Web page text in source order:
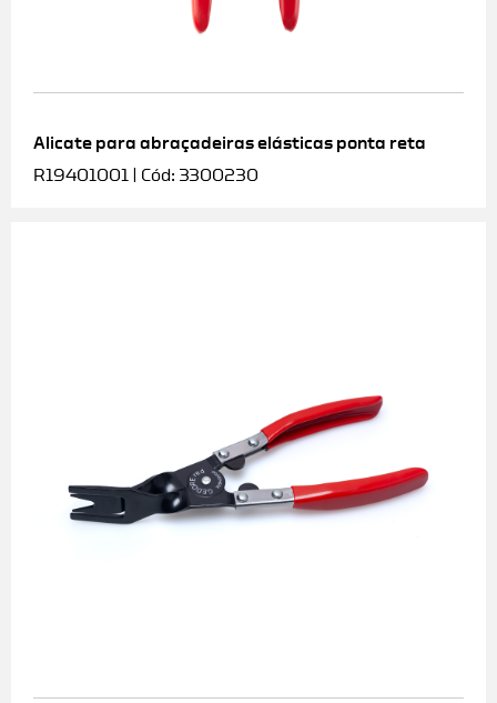
Alicate para abraçadeiras elásticas ponta reta
R19401001 | Cód: 3300230